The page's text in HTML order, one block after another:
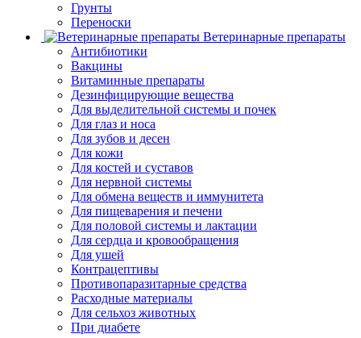
Грунты
Переноски
Ветеринарные препараты
Антибиотики
Вакцины
Витаминные препараты
Дезинфицирующие вещества
Для выделительной системы и почек
Для глаз и носа
Для зубов и десен
Для кожи
Для костей и суставов
Для нервной системы
Для обмена веществ и иммунитета
Для пищеварения и печени
Для половой системы и лактации
Для сердца и кровообращения
Для ушей
Контрацептивы
Противопаразитарные средства
Расходные материалы
Для сельхоз животных
При диабете